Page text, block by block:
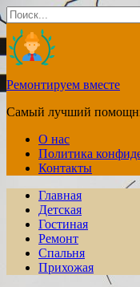
Перейти
к
содержанию
Search
for:
Ремонтируем вместе
Самый лучший
О нас
Политика
Контакты
Главная
Детская
Гостиная
Ремонт
Спальня
Прихожая